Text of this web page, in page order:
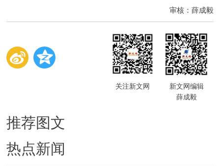
审核：薛成毅
关注新文网
新文网编辑
薛成毅
推荐图文
热点新闻